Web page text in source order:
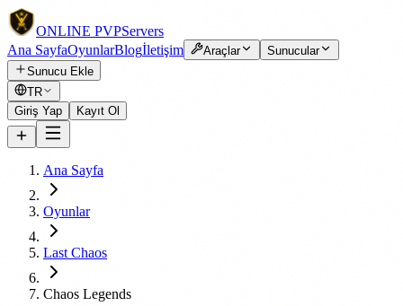
ONLINE PVPServers
Ana SayfaOyunlarBlogİletişim Araçlar
Sunucular
Sunucu Ekle
TR
Giriş Yap
Kayıt Ol
Ana Sayfa
Oyunlar
Last Chaos
Chaos Legends